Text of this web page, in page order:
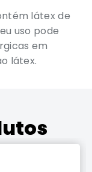
látex de
uso pode
em
látex.